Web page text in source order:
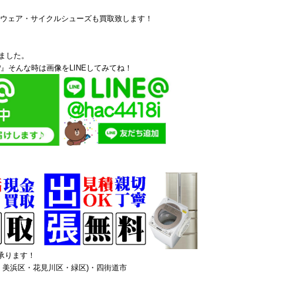
ェア・サイクルシューズも買取致します！
した。
そんな時は画像をLINEしてみてね！
ります！
浜区・花見川区・緑区)・四街道市